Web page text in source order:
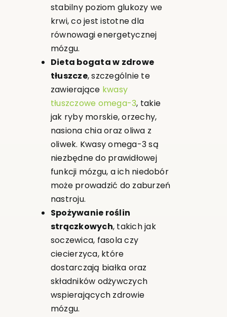
stabilny poziom glukozy we
krwi, co jest istotne dla
równowagi energetycznej
mózgu.
Dieta bogata w zdrowe
tłuszcze, szczególnie te
zawierające kwasy
tłuszczowe omega-3, takie
jak ryby morskie, orzechy,
nasiona chia oraz oliwa z
oliwek. Kwasy omega-3 są
niezbędne do prawidłowej
funkcji mózgu, a ich niedobór
może prowadzić do zaburzeń
nastroju.
Spożywanie roślin
strączkowych, takich jak
soczewica, fasola czy
ciecierzyca, które
dostarczają białka oraz
składników odżywczych
wspierających zdrowie
mózgu.